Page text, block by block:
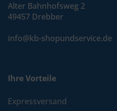
Alter Bahnhofsweg 2
49457 Drebber
info@kb-shopundservice.de
Ihre Vorteile
Expressversand